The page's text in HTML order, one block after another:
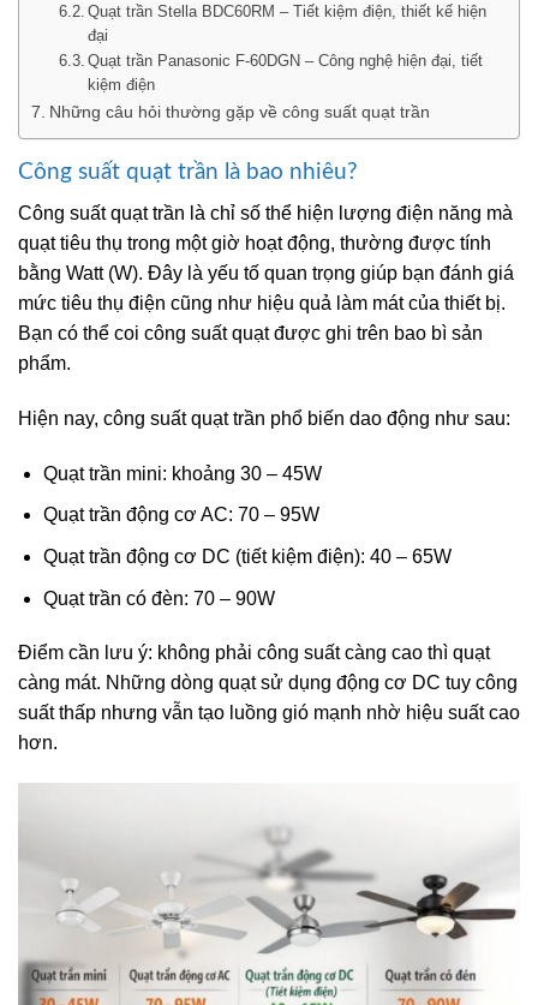
Quạt trần Stella BDC60RM – Tiết kiệm điện, thiết kế hiện
đại
Quạt trần Panasonic F-60DGN – Công nghệ hiện đại, tiết
kiệm điện
Những câu hỏi thường gặp về công suất quạt trần
Công suất quạt trần là bao nhiêu?
Công suất quạt trần là chỉ số thể hiện lượng điện năng mà
quạt tiêu thụ trong một giờ hoạt động, thường được tính
bằng Watt (W). Đây là yếu tố quan trọng giúp bạn đánh giá
mức tiêu thụ điện cũng như hiệu quả làm mát của thiết bị.
Bạn có thể coi công suất quạt được ghi trên bao bì sản
phẩm.
Hiện nay, công suất quạt trần phổ biến dao động như sau:
Quạt trần mini: khoảng 30 – 45W
Quạt trần động cơ AC: 70 – 95W
Quạt trần động cơ DC (tiết kiệm điện): 40 – 65W
Quạt trần có đèn: 70 – 90W
Điểm cần lưu ý: không phải công suất càng cao thì quạt
càng mát. Những dòng quạt sử dụng động cơ DC tuy công
suất thấp nhưng vẫn tạo luồng gió mạnh nhờ hiệu suất cao
hơn.